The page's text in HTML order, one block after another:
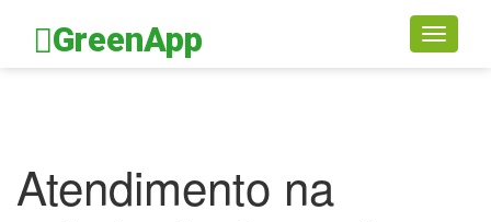
Toggle
GreenApp
Atendimento na